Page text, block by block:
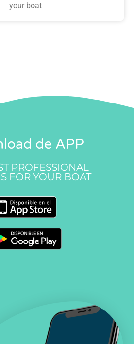
your boat
de APP
PROFESSIONAL
FOR YOUR BOAT